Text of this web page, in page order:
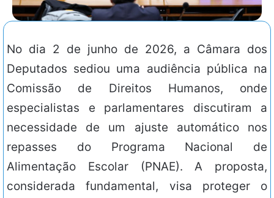
No dia 2 de junho de 2026, a Câmara dos
Deputados sediou uma audiência pública na
Comissão de Direitos Humanos, onde
especialistas e parlamentares discutiram a
necessidade de um ajuste automático nos
repasses do Programa Nacional de
Alimentação Escolar (PNAE). A proposta,
considerada fundamental, visa proteger o